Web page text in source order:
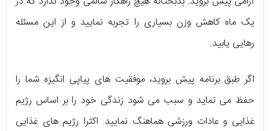
یک ماه کاهش وزن بسیاری را تجربه نمایید و از این مسئله
رهایی یابید.
اگر طبق برنامه پیش بروید، موفقیت‌ های پیاپی انگیزه شما را
حفظ می‌ نماید و سبب می‌ شود زندگی خود را بر اساس رژیم
غذایی و عادات ورزشی هماهنگ نمایید. اکثرا رژیم های غذایی